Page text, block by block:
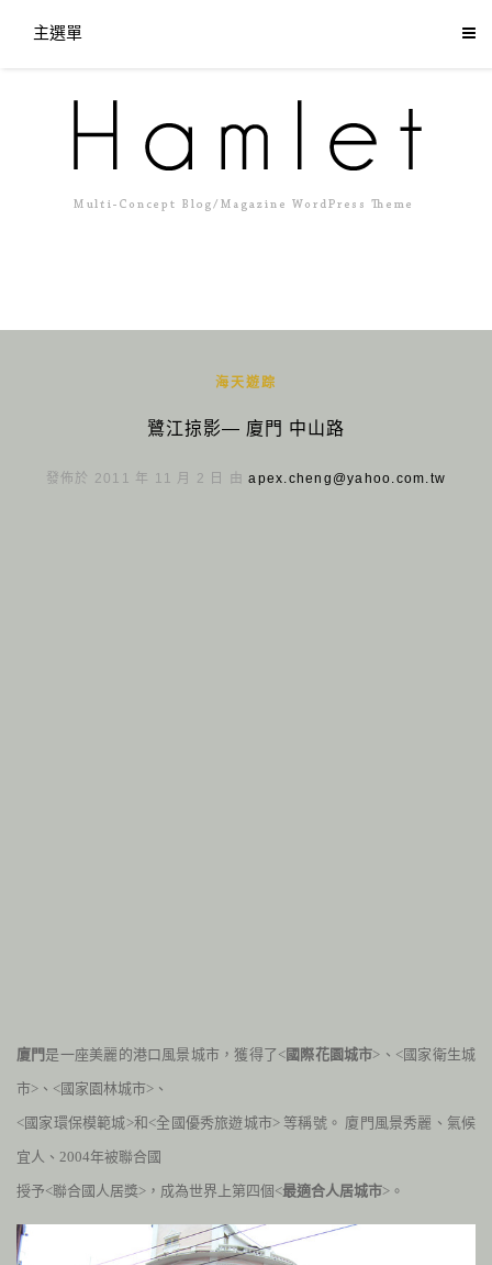
主選單
海天遊踪
鷺江掠影— 廈門 中山路
發佈於 2011 年 11 月 2 日 由apex.cheng@yahoo.com.tw
廈門 是一座美麗的港口風景城市，獲得了<國際花園城市>、<國家衛生城
市>、<國家園林城市>、
<國家環保模範城>和<全國優秀旅遊城市> 等稱號。 廈門風景秀麗、氣候
宜人、 2004年被聯合國
授予<聯合國人居獎>，成為世界上第四個<最適合人居城市>。